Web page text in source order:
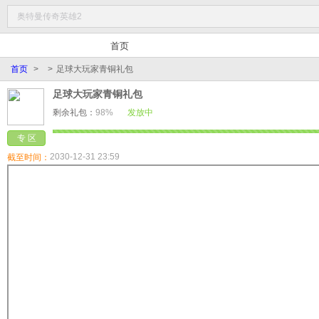
首页
首页 > > 足球大玩家青铜礼包
专 区
足球大玩家青铜礼包
剩余礼包： 98% 发放中
截至时间： 2030-12-31 23:59